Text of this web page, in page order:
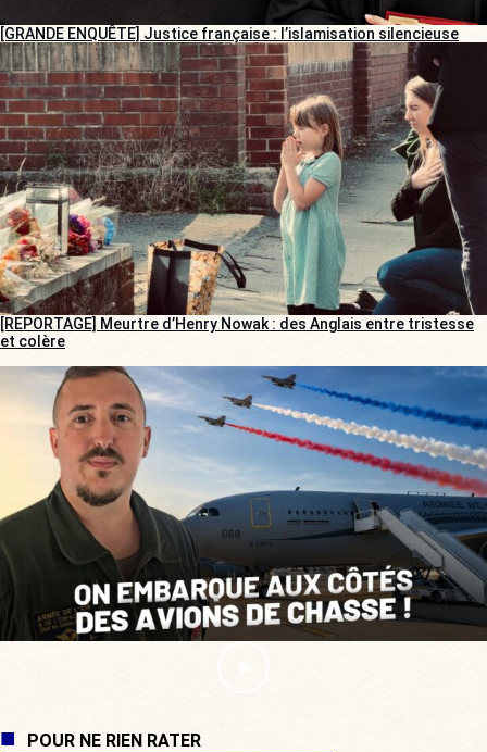
[GRANDE ENQUÊTE] Justice française : l’islamisation silencieuse
[REPORTAGE] Meurtre d’Henry Nowak : des Anglais entre tristesse
et colère
POUR NE RIEN RATER